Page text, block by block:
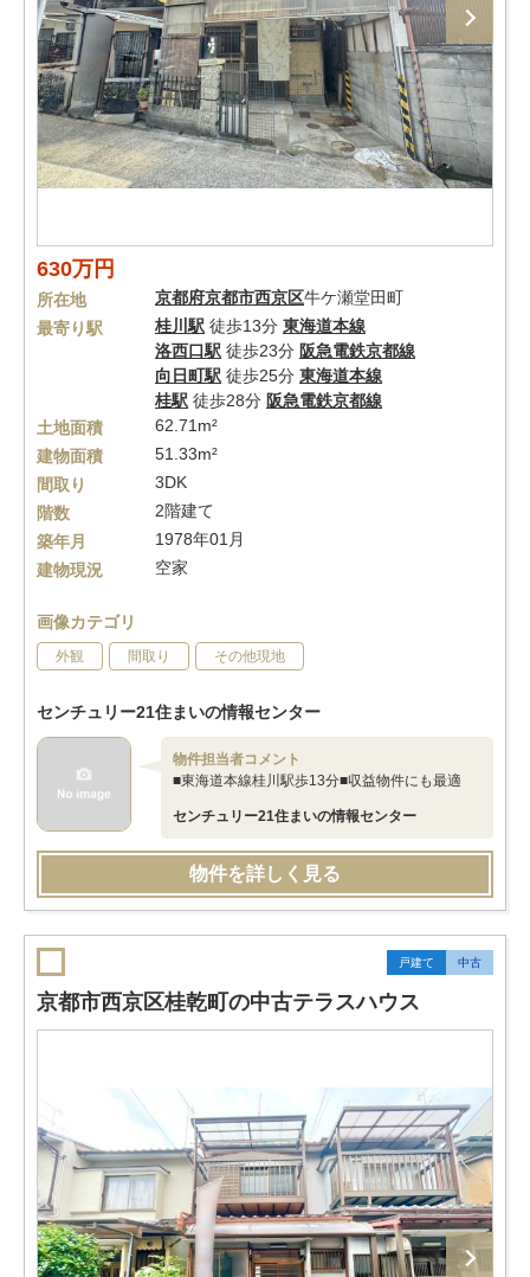
630万円
所在地 京都府京都市西京区牛ケ瀬堂田町
最寄り駅
桂川駅 徒歩13分 東海道本線
洛西口駅 徒歩23分 阪急電鉄京都線
向日町駅 徒歩25分 東海道本線
桂駅 徒歩28分 阪急電鉄京都線
土地面積
62.71m²
建物面積
51.33m²
間取り
3DK
階数
2階建て
築年月
1978年01月
建物現況
空家
画像カテゴリ
外観 間取り その他現地
センチュリー21住まいの情報センター
物件担当者コメント
■東海道本線桂川駅歩13分■収益物件にも最適
センチュリー21住まいの情報センター
物件を詳しく見る
戸建て 中古
京都市西京区桂乾町の中古テラスハウス